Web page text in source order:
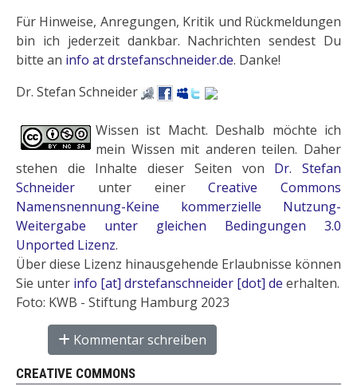
Für Hinweise, Anregungen, Kritik und Rückmeldungen
bin ich jederzeit dankbar. Nachrichten sendest Du
bitte an info at drstefanschneider.de. Danke!
Dr. Stefan Schneider
Wissen ist Macht. Deshalb möchte ich
mein Wissen mit anderen teilen. Daher
stehen die Inhalte dieser Seiten von Dr. Stefan
Schneider unter einerCreative Commons
Namensnennung-Keine kommerzielle Nutzung-
Weitergabe unter gleichen Bedingungen 3.0
Unported Lizenz.
Über diese Lizenz hinausgehende Erlaubnisse können
Sie unter info [at] drstefanschneider [dot] de erhalten.
Foto: KWB - Stiftung Hamburg 2023
Kommentar schreiben
CREATIVE COMMONS